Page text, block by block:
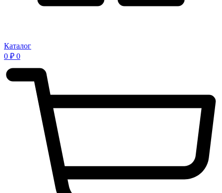
Каталог
0 ₽ 0